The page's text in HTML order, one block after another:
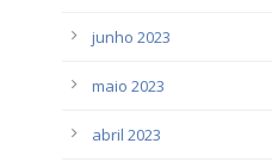
junho 2023
maio 2023
abril 2023